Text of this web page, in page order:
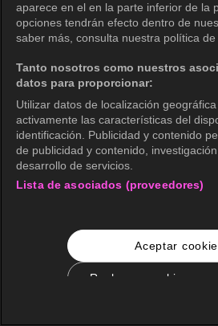
aparece en el en la parte inferior de la
opciones tendrán efecto dentro de
saber más, consulta nuestra política de
Tanto nosotros como nuestros
datos para proporcionar:
Utilizar datos de localización
activamente las características del
identificación. Publicidad y contenido
de publicidad y contenido,
desarrollo de servicios.
Lista de asociados (proveedores)
Aceptar
Rechazar cookies no